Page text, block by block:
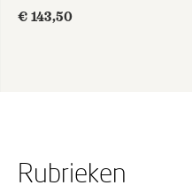
€ 143,50
Rubrieken